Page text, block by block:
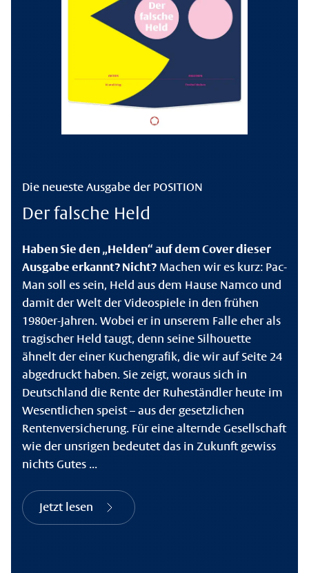
Die neueste Ausgabe der POSITION
Der falsche Held
Haben Sie den „Helden“ auf dem Cover dieser
Ausgabe erkannt? Nicht? Machen wir es kurz: Pac-
Man soll es sein, Held aus dem Hause Namco und
damit der Welt der Videospiele in den frühen
1980er-Jahren. Wobei er in unserem Falle eher als
tragischer Held taugt, denn seine Silhouette
ähnelt der einer Kuchengrafik, die wir auf Seite 24
abgedruckt haben. Sie zeigt, woraus sich in
Deutschland die Rente der Ruheständler heute im
Wesentlichen speist – aus der gesetzlichen
Rentenversicherung. Für eine alternde Gesellschaft
wie der unsrigen bedeutet das in Zukunft gewiss
nichts Gutes ...
Jetzt lesen